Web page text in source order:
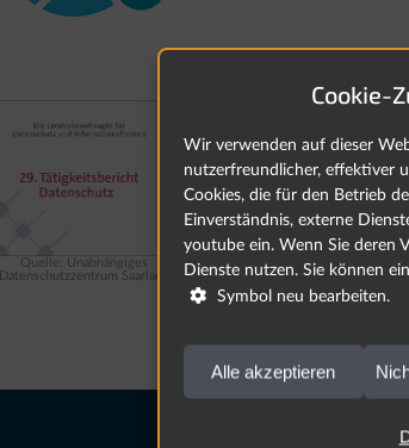
Cookie-
Wir verwenden auf dieser
nutzerfreundlicher, effektiver
Cookies, die für den Betrieb
Einverständnis, externe
youtube ein. Wenn Sie deren
Dienste nutzen. Sie können

Symbol neu bearbeiten.
Alle akzeptieren
Quelle: Unabhängiges
Datenschutzzentrum Saarland